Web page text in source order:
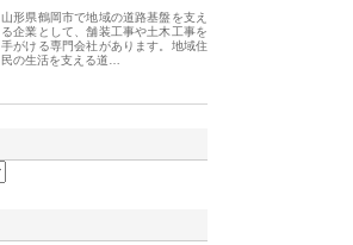
山形県鶴岡市で地域の道路基盤を支え
る企業として、舗装工事や土木工事を
手がける専門会社があります。地域住
民の生活を支える道…